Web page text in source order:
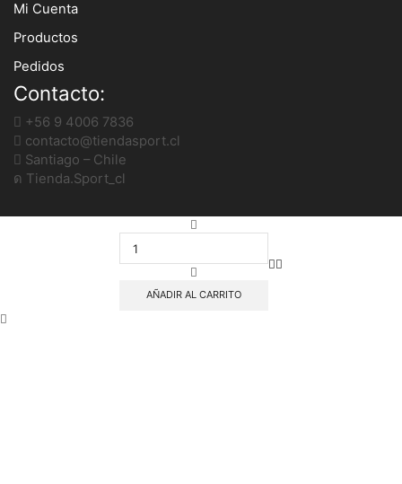
Mi Cuenta
Productos
Pedidos
Contacto:
+56 9 4006 7836
contacto@tiendasport.cl
Santiago – Chile
Tienda.Sport_cl
UNIQUE
AÑADIR AL CARRITO